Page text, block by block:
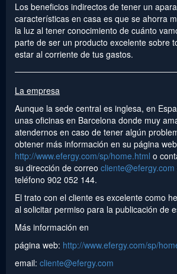
Los beneficios indirectos de tener un
características en casa es que se ahorra
la luz al tener conocimiento de cuánto
parte de ser un producto excelente sobre
estar al corriente de tus gastos.
La empresa
Aunque la sede central es inglesa, en
unas oficinas en Barcelona donde muy
atendernos en caso de tener algún
obtener más información en su página web
http://www.efergy.com/sp/home.html o
su dirección de correo cliente@efergy.com
teléfono 902 052 144.
El trato con el cliente es excelente como
al solicitar permiso para la publicación de
Más información en
página web: http://www.efergy.com/sp/
email: cliente@efergy.com